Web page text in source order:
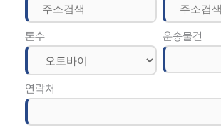
톤수 운송물건
연락처